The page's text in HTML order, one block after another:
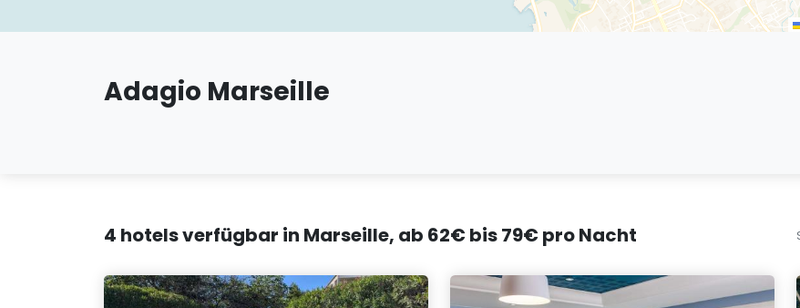
Adagio Marseille
4 hotels verfügbar in Marseille, ab 62€ bis 79€ pro Nacht